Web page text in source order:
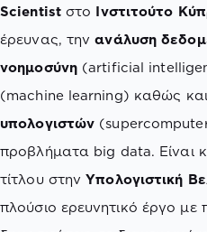
Scientistστο Ινστιτούτο
έρευνας, τηνανάλυση
νοημοσύνη(artificial
(machine learning) καθώς και
υπολογιστών
προβλήματα big data. Είναι
τίτλου στηνΥπολογιστική
πλούσιο ερευνητικό έργο